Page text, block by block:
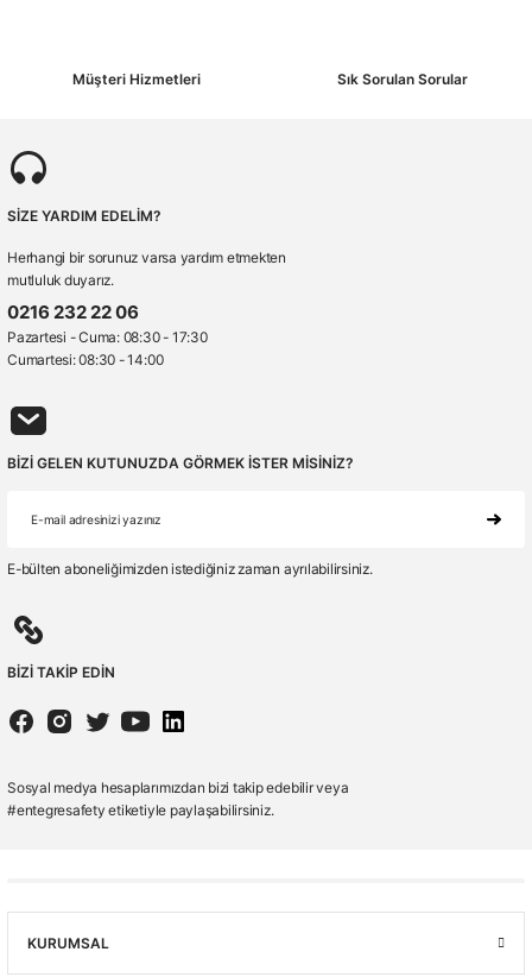
Müşteri Hizmetleri Sık Sorulan Sorular
SİZE YARDIM EDELİM?
Herhangi bir sorunuz varsa yardım etmekten
mutluluk duyarız.
0216 232 22 06
Pazartesi - Cuma: 08:30 - 17:30
Cumartesi: 08:30 - 14:00
BİZİ GELEN KUTUNUZDA GÖRMEK İSTER MİSİNİZ?
E-bülten aboneliğimizden istediğiniz zaman ayrılabilirsiniz.
BİZİ TAKİP EDİN
Sosyal medya hesaplarımızdan bizi takip edebilir veya
#entegresafety etiketiyle paylaşabilirsiniz.
KURUMSAL